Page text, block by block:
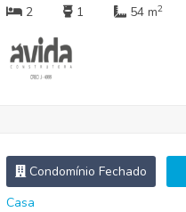
2
1 54 m2
Condomínio Fechado
Casa